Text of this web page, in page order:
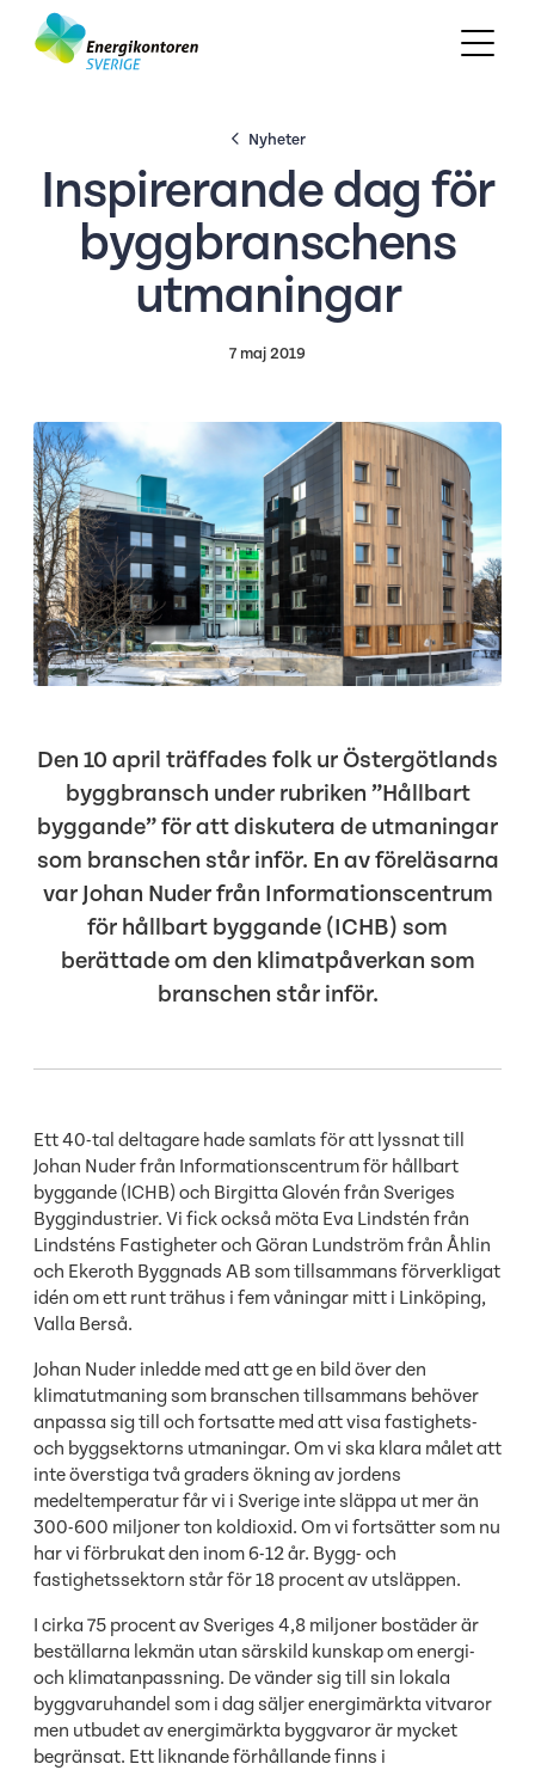
Nyheter
Inspirerande dag för
byggbranschens
utmaningar
7 maj 2019
Den 10 april träffades folk ur Östergötlands
byggbransch under rubriken ”Hållbart
byggande” för att diskutera de utmaningar
som branschen står inför. En av föreläsarna
var Johan Nuder från Informationscentrum
för hållbart byggande (ICHB) som
berättade om den klimatpåverkan som
branschen står inför.
Ett 40-tal deltagare hade samlats för att lyssnat till
Johan Nuder från Informationscentrum för hållbart
byggande (ICHB) och Birgitta Glovén från Sveriges
Byggindustrier. Vi fick också möta Eva Lindstén från
Lindsténs Fastigheter och Göran Lundström från Åhlin
och Ekeroth Byggnads AB som tillsammans förverkligat
idén om ett runt trähus i fem våningar mitt i Linköping,
Valla Berså.
Johan Nuder inledde med att ge en bild över den
klimatutmaning som branschen tillsammans behöver
anpassa sig till och fortsatte med att visa fastighets-
och byggsektorns utmaningar. Om vi ska klara målet att
inte överstiga två graders ökning av jordens
medeltemperatur får vi i Sverige inte släppa ut mer än
300-600 miljoner ton koldioxid. Om vi fortsätter som nu
har vi förbrukat den inom 6-12 år. Bygg- och
fastighetssektorn står för 18 procent av utsläppen.
I cirka 75 procent av Sveriges 4,8 miljoner bostäder är
beställarna lekmän utan särskild kunskap om energi-
och klimatanpassning. De vänder sig till sin lokala
byggvaruhandel som i dag säljer energimärkta vitvaror
men utbudet av energimärkta byggvaror är mycket
begränsat. Ett liknande förhållande finns i